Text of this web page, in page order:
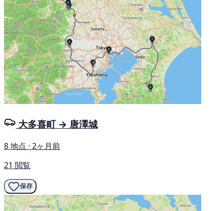
大多喜町 → 唐澤城
8 地点 · 2ヶ月前
21 閲覧
保存